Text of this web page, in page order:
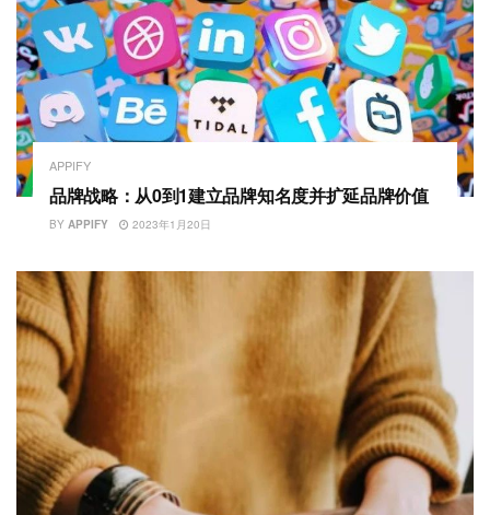
APPIFY
品牌战略：从0到1建立品牌知名度并扩延品牌价值
BY APPIFY 2023年1月20日